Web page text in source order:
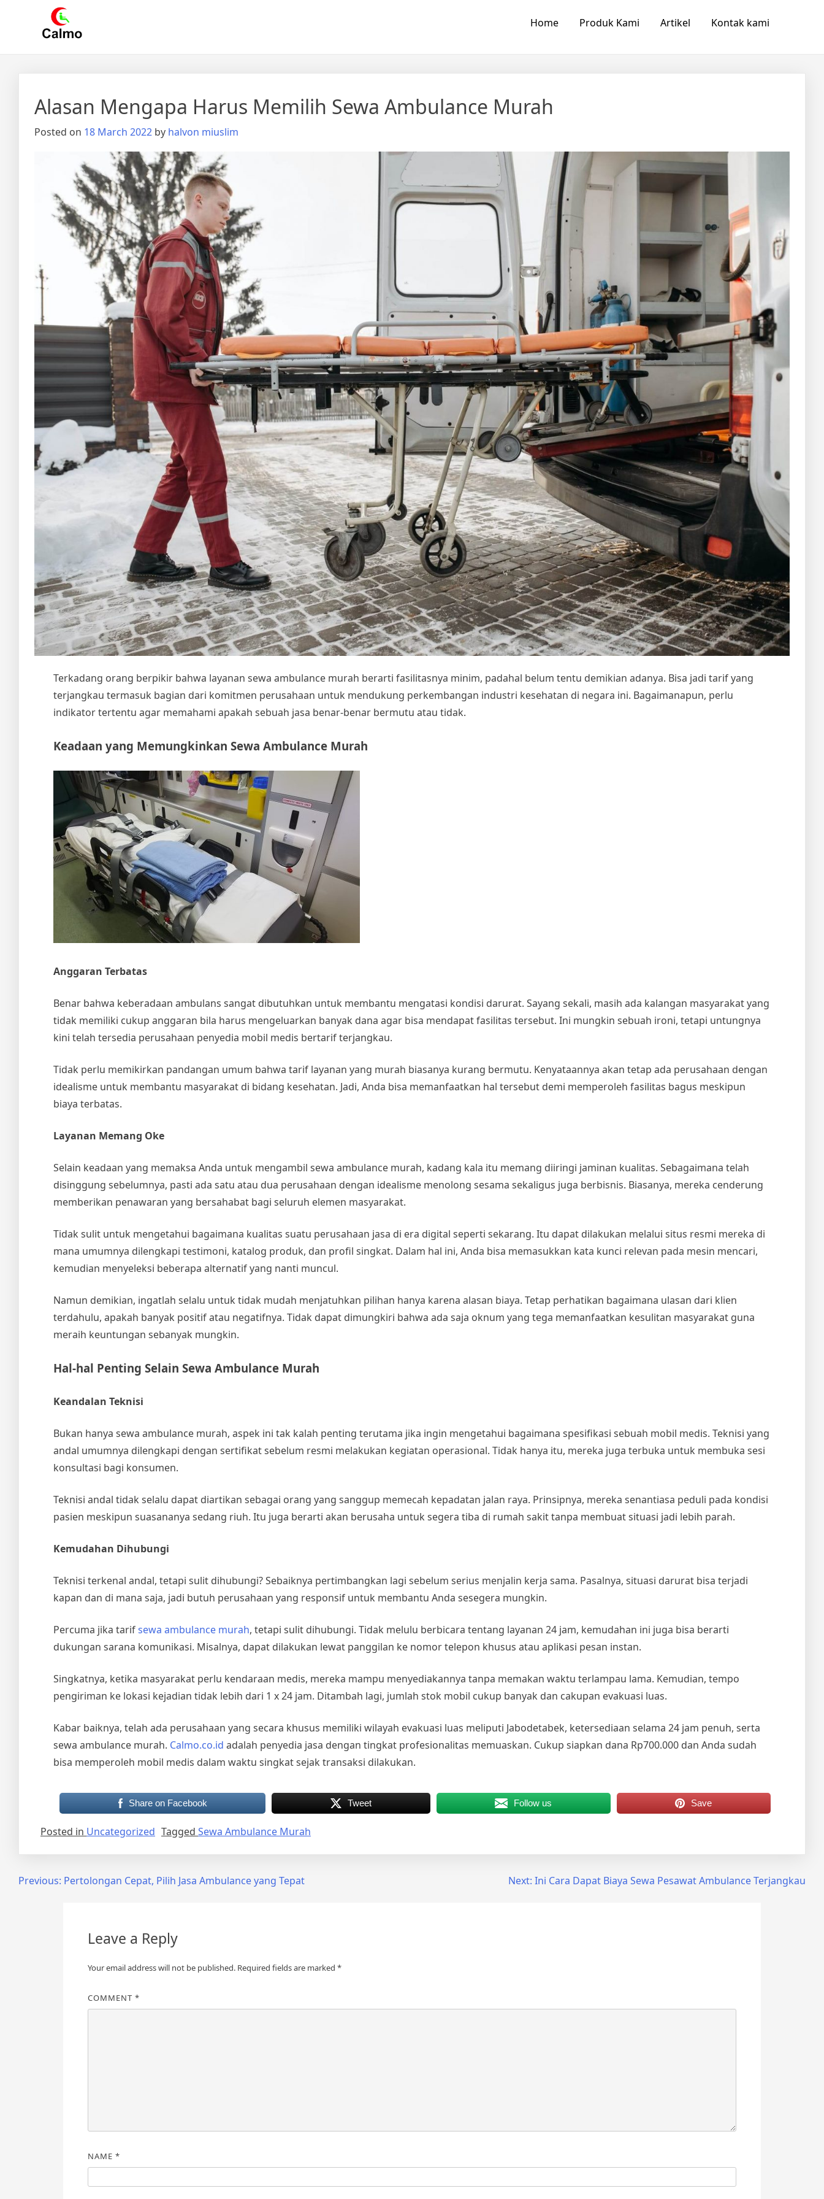
Calmo.co.id
menjual dan menyewakan alat kesehatan
Home Produk Kami Artikel Kontak kami
Alasan Mengapa Harus Memilih Sewa Ambulance Murah
Posted on 18 March 2022 by halvon miuslim
Terkadang orang berpikir bahwa layanan sewa ambulance murah berarti fasilitasnya minim, padahal belum tentu demikian adanya. Bisa jadi tarif yang
terjangkau termasuk bagian dari komitmen perusahaan untuk mendukung perkembangan industri kesehatan di negara ini. Bagaimanapun, perlu
indikator tertentu agar memahami apakah sebuah jasa benar-benar bermutu atau tidak.
Keadaan yang Memungkinkan Sewa Ambulance Murah
Anggaran Terbatas
Benar bahwa keberadaan ambulans sangat dibutuhkan untuk membantu mengatasi kondisi darurat. Sayang sekali, masih ada kalangan masyarakat yang
tidak memiliki cukup anggaran bila harus mengeluarkan banyak dana agar bisa mendapat fasilitas tersebut. Ini mungkin sebuah ironi, tetapi untungnya
kini telah tersedia perusahaan penyedia mobil medis bertarif terjangkau.
Tidak perlu memikirkan pandangan umum bahwa tarif layanan yang murah biasanya kurang bermutu. Kenyataannya akan tetap ada perusahaan dengan
idealisme untuk membantu masyarakat di bidang kesehatan. Jadi, Anda bisa memanfaatkan hal tersebut demi memperoleh fasilitas bagus meskipun
biaya terbatas.
Layanan Memang Oke
Selain keadaan yang memaksa Anda untuk mengambil sewa ambulance murah, kadang kala itu memang diiringi jaminan kualitas. Sebagaimana telah
disinggung sebelumnya, pasti ada satu atau dua perusahaan dengan idealisme menolong sesama sekaligus juga berbisnis. Biasanya, mereka cenderung
memberikan penawaran yang bersahabat bagi seluruh elemen masyarakat.
Tidak sulit untuk mengetahui bagaimana kualitas suatu perusahaan jasa di era digital seperti sekarang. Itu dapat dilakukan melalui situs resmi mereka di
mana umumnya dilengkapi testimoni, katalog produk, dan profil singkat. Dalam hal ini, Anda bisa memasukkan kata kunci relevan pada mesin mencari,
kemudian menyeleksi beberapa alternatif yang nanti muncul.
Namun demikian, ingatlah selalu untuk tidak mudah menjatuhkan pilihan hanya karena alasan biaya. Tetap perhatikan bagaimana ulasan dari klien
terdahulu, apakah banyak positif atau negatifnya. Tidak dapat dimungkiri bahwa ada saja oknum yang tega memanfaatkan kesulitan masyarakat guna
meraih keuntungan sebanyak mungkin.
Hal-hal Penting Selain Sewa Ambulance Murah
Keandalan Teknisi
Bukan hanya sewa ambulance murah, aspek ini tak kalah penting terutama jika ingin mengetahui bagaimana spesifikasi sebuah mobil medis. Teknisi yang
andal umumnya dilengkapi dengan sertifikat sebelum resmi melakukan kegiatan operasional. Tidak hanya itu, mereka juga terbuka untuk membuka sesi
konsultasi bagi konsumen.
Teknisi andal tidak selalu dapat diartikan sebagai orang yang sanggup memecah kepadatan jalan raya. Prinsipnya, mereka senantiasa peduli pada kondisi
pasien meskipun suasananya sedang riuh. Itu juga berarti akan berusaha untuk segera tiba di rumah sakit tanpa membuat situasi jadi lebih parah.
Kemudahan Dihubungi
Teknisi terkenal andal, tetapi sulit dihubungi? Sebaiknya pertimbangkan lagi sebelum serius menjalin kerja sama. Pasalnya, situasi darurat bisa terjadi
kapan dan di mana saja, jadi butuh perusahaan yang responsif untuk membantu Anda sesegera mungkin.
Percuma jika tarifsewa ambulance murah, tetapi sulit dihubungi. Tidak melulu berbicara tentang layanan 24 jam, kemudahan ini juga bisa berarti
dukungan sarana komunikasi. Misalnya, dapat dilakukan lewat panggilan ke nomor telepon khusus atau aplikasi pesan instan.
Singkatnya, ketika masyarakat perlu kendaraan medis, mereka mampu menyediakannya tanpa memakan waktu terlampau lama. Kemudian, tempo
pengiriman ke lokasi kejadian tidak lebih dari 1 x 24 jam. Ditambah lagi, jumlah stok mobil cukup banyak dan cakupan evakuasi luas.
Kabar baiknya, telah ada perusahaan yang secara khusus memiliki wilayah evakuasi luas meliputi Jabodetabek, ketersediaan selama 24 jam penuh, serta
sewa ambulance murah. Calmo.co.id adalah penyedia jasa dengan tingkat profesionalitas memuaskan. Cukup siapkan dana Rp700.000 dan Anda sudah
bisa memperoleh mobil medis dalam waktu singkat sejak transaksi dilakukan.
Share on Facebook Tweet Follow us Save
Posted in Uncategorized Tagged Sewa Ambulance Murah
PostPrevious: Pertolongan Cepat, Pilih Jasa Ambulance yang Tepat Next: Ini Cara Dapat Biaya Sewa Pesawat Ambulance Terjangkau
Leave a Reply
Your email address will not be published. Required fields are marked*
COMMENT*
NAME*